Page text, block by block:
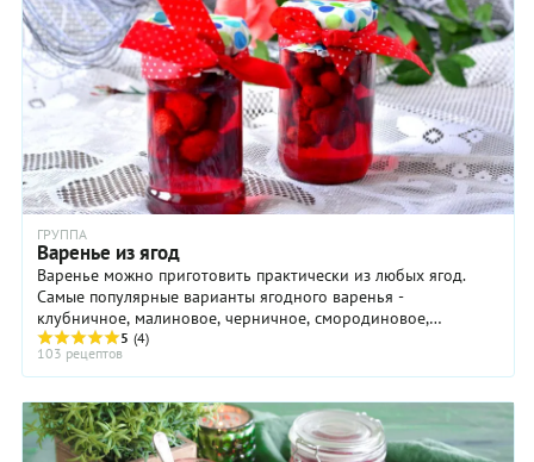
ГРУППА
Варенье из ягод
Варенье можно приготовить практически из любых ягод.
Самые популярные варианты ягодного варенья -
клубничное, малиновое, черничное, смородиновое,
крыжовенное. Но не стоит сбрасывать со счетов и вареье ...
5 (4)
103 рецептов